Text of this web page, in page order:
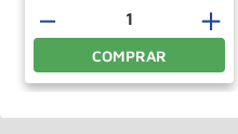
＋
－
COMPRAR